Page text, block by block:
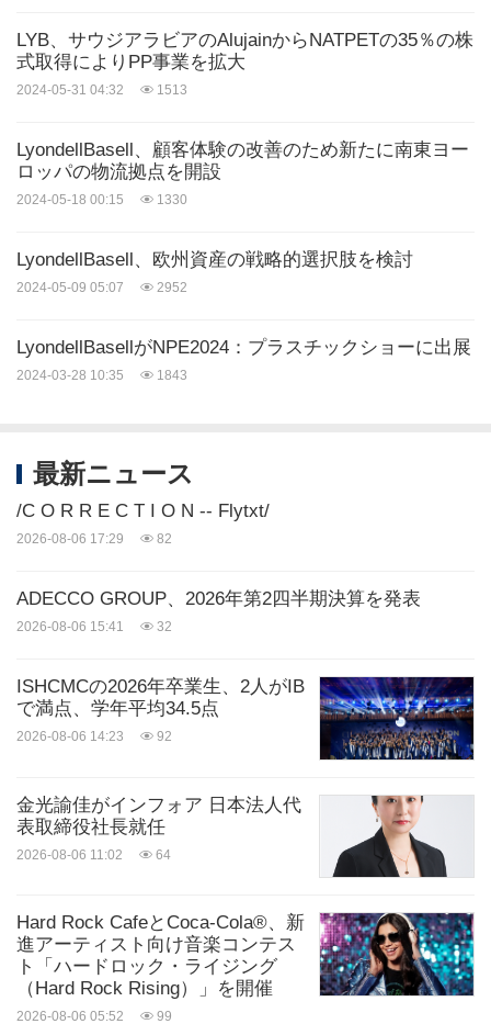
LYB、サウジアラビアのAlujainからNATPETの35％の株
式取得によりPP事業を拡大
2024-05-31 04:32 1513
LyondellBasell、顧客体験の改善のため新たに南東ヨー
ロッパの物流拠点を開設
2024-05-18 00:15 1330
LyondellBasell、欧州資産の戦略的選択肢を検討
2024-05-09 05:07 2952
LyondellBasellがNPE2024：プラスチックショーに出展
2024-03-28 10:35 1843
最新ニュース
/C O R R E C T I O N -- Flytxt/
2026-08-06 17:29 82
ADECCO GROUP、2026年第2四半期決算を発表
2026-08-06 15:41 32
ISHCMCの2026年卒業生、2人がIB
で満点、学年平均34.5点
2026-08-06 14:23 92
金光諭佳がインフォア 日本法人代
表取締役社長就任
2026-08-06 11:02 64
Hard Rock CafeとCoca-Cola®、新
進アーティスト向け音楽コンテス
ト「ハードロック・ライジング
（Hard Rock Rising）」を開催
2026-08-06 05:52 99